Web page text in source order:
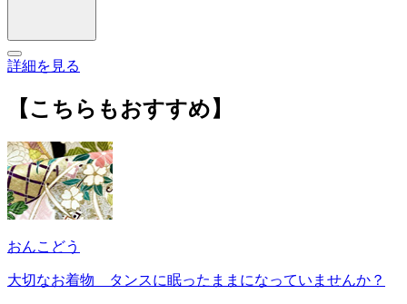
詳細を見る
【こちらもおすすめ】
おんこどう
大切なお着物 タンスに眠ったままになっていませんか？